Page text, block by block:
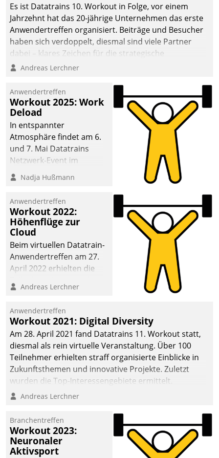
Es ist Datatrains 10. Workout in Folge, vor einem
Jahrzehnt hat das 20-jährige Unternehmen das erste
Anwendertreffen organisiert. Beiträge und Besucher
haben sich verdoppelt, diesmal sind viele Partner
dabei – klares Zeichen für die strategische
Fokussierung auf den Kunden.
Andreas Lerchner
Anwendertreffen
Workout 2025: Work
Deload
In entspannter
Atmosphäre findet am 6.
und 7. Mai Datatrains
Netzwerk-Event im
Kunden- und Partnerkreis
statt. Zentrale Frage: Wie
Mammutprojekte
meistern und Workloads
wuppen – bei zunehmend
anspruchsvollen
Aufgaben und
abnehmendem
Nadja Hußmann
Anwendertreffen
Workout 2022:
Höhenflüge zur
Cloud
Beim virtuellen Datatrain-
Anwendertreffen am 27.
April 2022 erhielten die
Teilnehmer kurzweilige
Cloud-Strategien und -
Lösungen mit hohem
Zukunftspotenzial.
Andreas Lerchner
Anwendertreffen
Workout 2021: Digital Diversity
Am 28. April 2021 fand Datatrains 11. Workout statt,
diesmal als rein virtuelle Veranstaltung. Über 100
Teilnehmer erhielten straff organisierte Einblicke in
Zukunftsthemen und innovative Projekte. Zuletzt
wurden die Top-Interessengebiete ermittelt.
Andreas Lerchner
Branchentreffen
Workout 2023:
Neuronaler
Aktivsport